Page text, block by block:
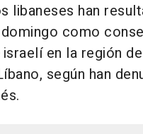
libaneses han
como
en la región
según han